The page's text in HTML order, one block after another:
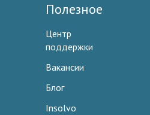
Полезное
Центр
поддержки
Вакансии
Блог
Insolvo